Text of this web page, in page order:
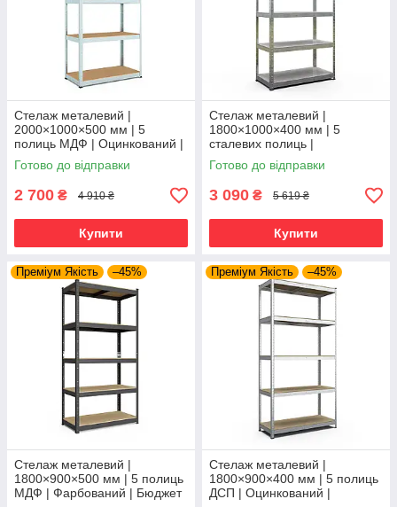
Стелаж металевий |
2000×1000×500 мм | 5
полиць МДФ | Оцинкований |
Бюджет ОМ | 150 кг/полицю |
збірний для гаража, складу
та
Готово до відправки
2 700 ₴ 4 910 ₴
Купити
Стелаж металевий |
1800×1000×400 мм | 5
сталевих полиць |
Оцинкований | Бюджет ОС |
150 кг/полицю | збірний для
гаража, складу та
Готово до відправки
3 090 ₴ 5 619 ₴
Купити
Преміум Якість –45%
Стелаж металевий |
1800×900×500 мм | 5 полиць
МДФ | Фарбований | Бюджет
Преміум Якість –45%
Стелаж металевий |
1800×900×400 мм | 5 полиць
ДСП | Оцинкований |